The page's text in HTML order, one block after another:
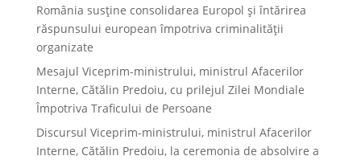
România susține consolidarea Europol și întărirea
răspunsului european împotriva criminalității
organizate
Mesajul Viceprim-ministrului, ministrul Afacerilor
Interne, Cătălin Predoiu, cu prilejul Zilei Mondiale
Împotriva Traficului de Persoane
Discursul Viceprim-ministrului, ministrul Afacerilor
Interne, Cătălin Predoiu, la ceremonia de absolvire a